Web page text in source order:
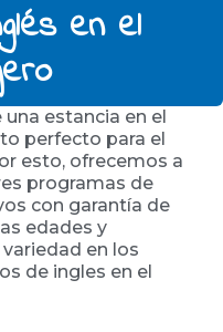
en el
estancia en el
perfecto para el
esto, ofrecemos a
programas de
con garantía de
edades y
en los
de ingles en el